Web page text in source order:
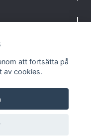
att fortsätta på
av cookies.